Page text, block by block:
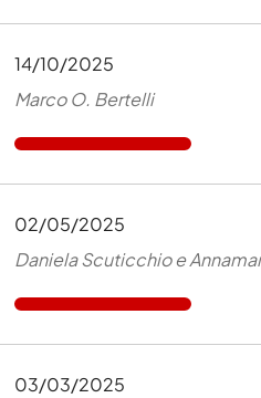
14/10/2025
Marco O. Bertelli
02/05/2025
Daniela Scuticchio e
03/03/2025